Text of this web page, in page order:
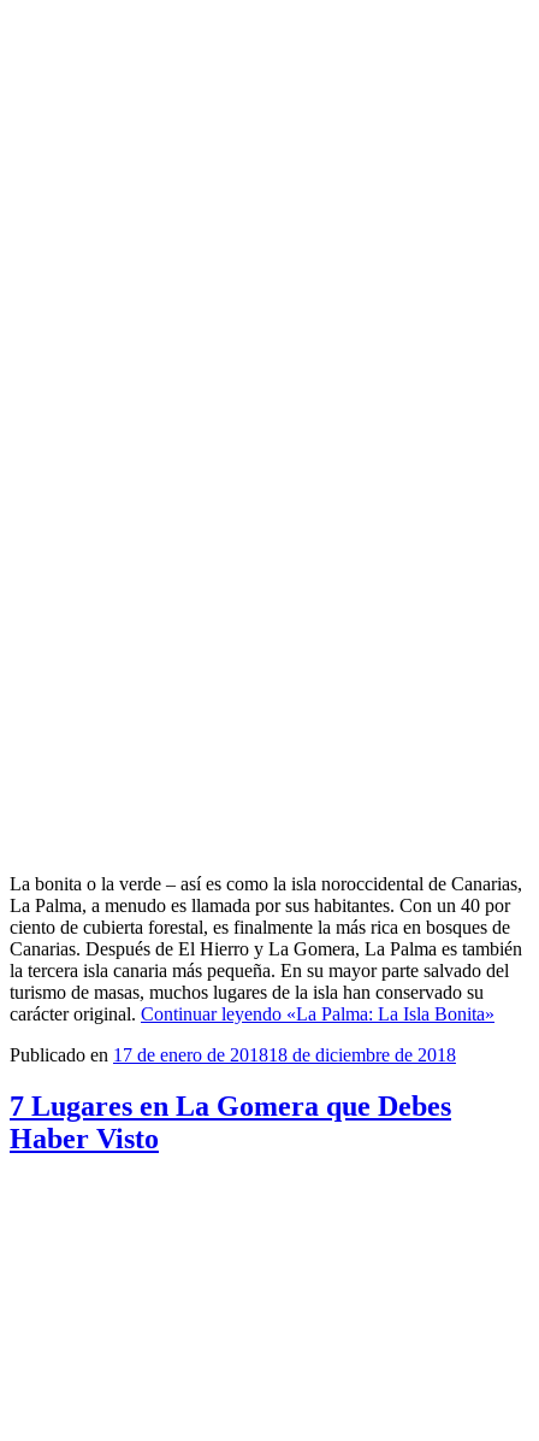
La bonita o la verde – así es como la isla noroccidental de Canarias,
La Palma, a menudo es llamada por sus habitantes. Con un 40 por
ciento de cubierta forestal, es finalmente la más rica en bosques de
Canarias. Después de El Hierro y La Gomera, La Palma es también
la tercera isla canaria más pequeña. En su mayor parte salvado del
turismo de masas, muchos lugares de la isla han conservado su
carácter original. Continuar leyendo «La Palma: La Isla Bonita»
Publicado en 17 de enero de 201818 de diciembre de 2018
7 Lugares en La Gomera que Debes
Haber Visto